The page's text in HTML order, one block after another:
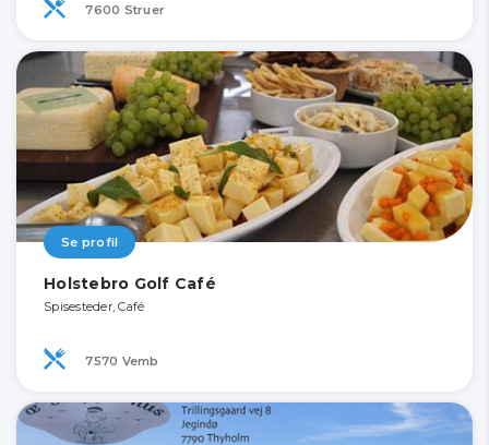
7600 Struer
Se profil
Holstebro Golf Café
Spisesteder, Café
7570 Vemb